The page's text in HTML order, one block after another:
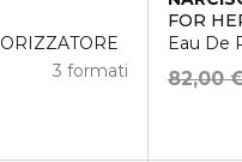
3 formati
FOR
Eau De
82,00